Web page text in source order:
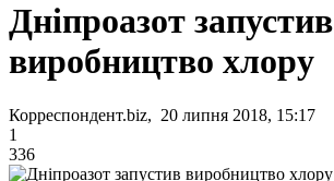
Дніпроазот запустив
виробництво хлору
Корреспондент.biz, 20 липня 2018, 15:17
1
336